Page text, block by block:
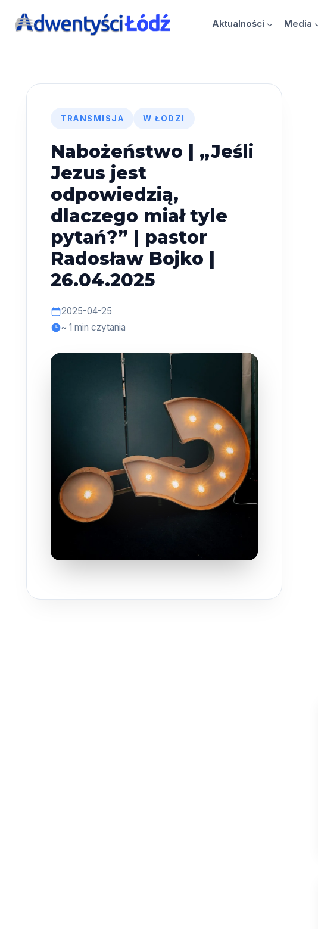
Aktualności Media
TRANSMISJA W ŁODZI
Nabożeństwo | „Jeśli
Jezus jest
odpowiedzią,
dlaczego miał tyle
pytań?” | pastor
Radosław Bojko |
26.04.2025
2025-04-25
~ 1 min czytania